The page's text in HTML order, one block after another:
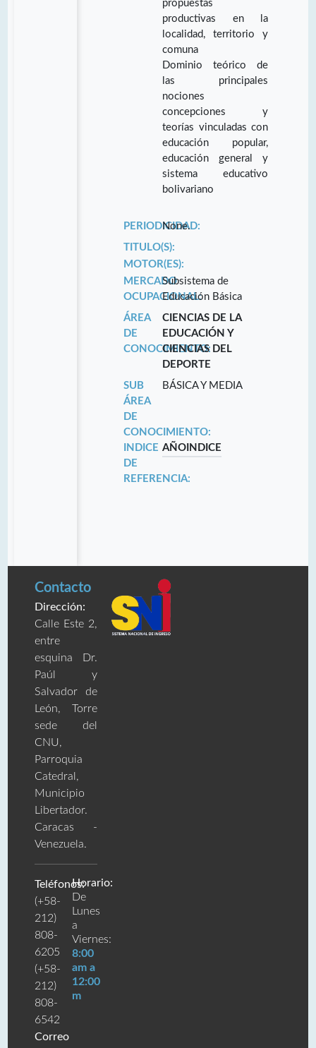
propuestas
productivas en la
localidad, territorio y
comuna
Dominio teórico de
las principales
nociones
concepciones y
teorías vinculadas con
educación popular,
educación general y
sistema educativo
bolivariano
PERIODICIDAD:
None.
TITULO(S):
MOTOR(ES):
MERCADO
OCUPACIONAL:
Subsistema de
Educación Básica
ÁREA
DE
CONOCIMIENTO:
CIENCIAS DE LA
EDUCACIÓN Y
CIENCIAS DEL
DEPORTE
SUB
ÁREA
DE
CONOCIMIENTO:
BÁSICA Y MEDIA
INDICE
DE
REFERENCIA:
AÑO INDICE
Contacto
Dirección:
Calle Este 2,
entre
esquina Dr.
Paúl y
Salvador de
León, Torre
sede del
CNU,
Parroquia
Catedral,
Municipio
Libertador.
Caracas -
Venezuela.
Teléfonos:
(+58-
212)
808-
6205
(+58-
212)
808-
6542
Correo
Horario:
De
Lunes
a
Viernes:
8:00
am a
12:00
m